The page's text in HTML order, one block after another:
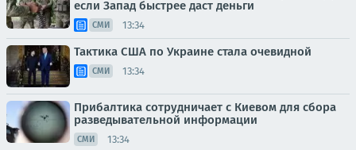
если Запад быстрее даст деньги
СМИ 13:34
Тактика США по Украине стала очевидной
СМИ 13:34
Прибалтика сотрудничает с Киевом для сбора
разведывательной информации
СМИ 13:34